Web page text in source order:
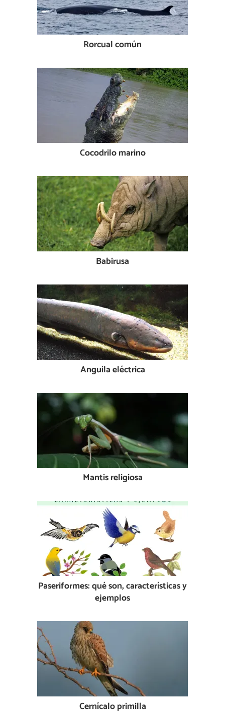
Rorcual común
Cocodrilo marino
Babirusa
Anguila eléctrica
Mantis religiosa
Paseriformes: qué son, características y
ejemplos
Cernícalo primilla